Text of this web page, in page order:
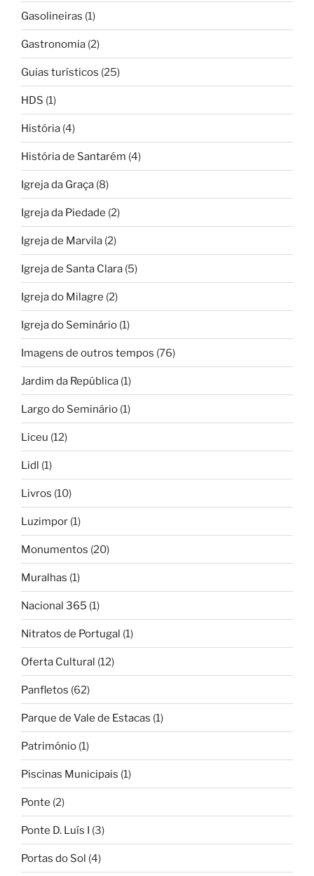
Gasolineiras (1)
Gastronomia (2)
Guias turísticos (25)
HDS (1)
História (4)
História de Santarém (4)
Igreja da Graça (8)
Igreja da Piedade (2)
Igreja de Marvila (2)
Igreja de Santa Clara (5)
Igreja do Milagre (2)
Igreja do Seminário (1)
Imagens de outros tempos (76)
Jardim da República (1)
Largo do Seminário (1)
Liceu (12)
Lidl (1)
Livros (10)
Luzimpor (1)
Monumentos (20)
Muralhas (1)
Nacional 365 (1)
Nitratos de Portugal (1)
Oferta Cultural (12)
Panfletos (62)
Parque de Vale de Estacas (1)
Património (1)
Piscinas Municipais (1)
Ponte (2)
Ponte D. Luís I (3)
Portas do Sol (4)